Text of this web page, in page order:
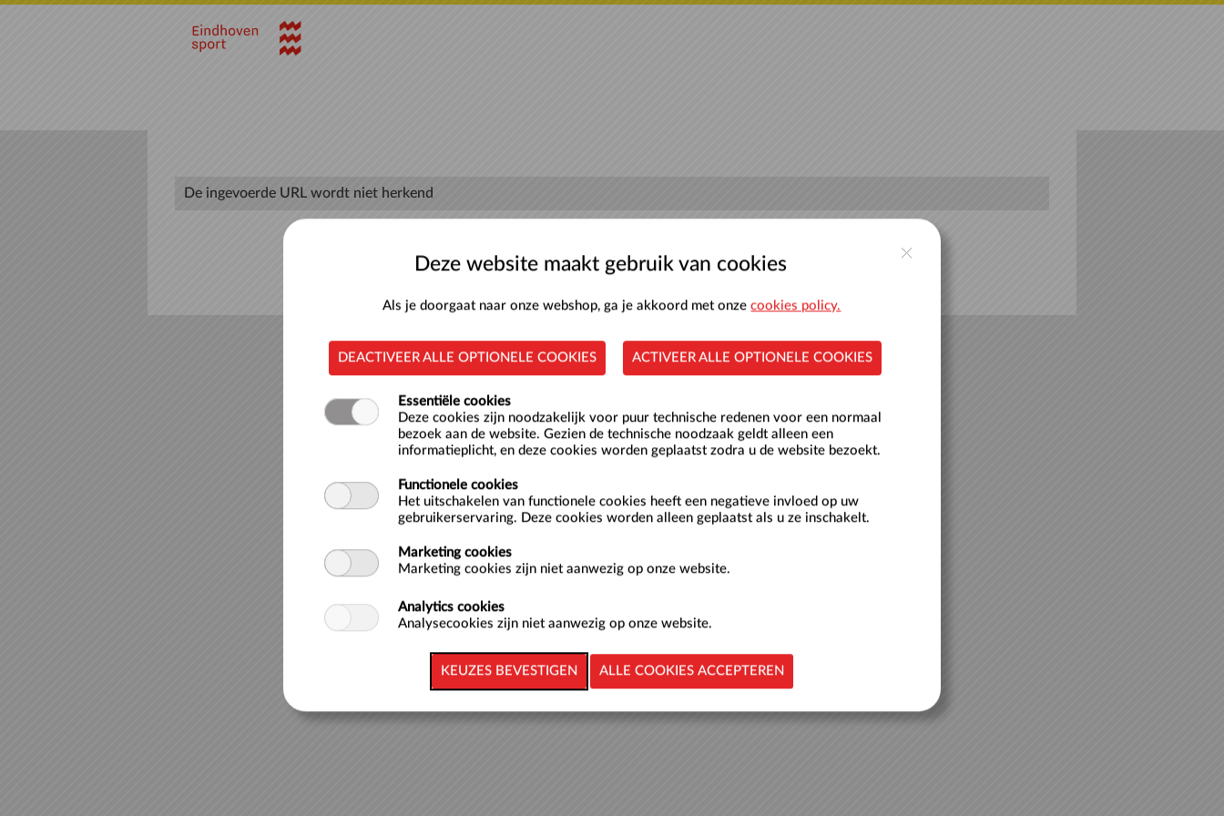
Naar hoofdinhoud
De ingevoerde URL wordt niet herkend
Cookies policy v.8.5.2.4
Deze website maakt gebruik van cookies
Als je doorgaat naar onze webshop, ga je akkoord met onzecookies policy.
DEACTIVEER ALLE OPTIONELE COOKIES ACTIVEER ALLE OPTIONELE COOKIES
Essentiële cookies
Deze cookies zijn noodzakelijk voor puur technische redenen voor een normaal
bezoek aan de website. Gezien de technische noodzaak geldt alleen een
informatieplicht, en deze cookies worden geplaatst zodra u de website bezoekt.
Functionele cookies
Het uitschakelen van functionele cookies heeft een negatieve invloed op uw
gebruikerservaring. Deze cookies worden alleen geplaatst als u ze inschakelt.
Marketing cookies
Marketing cookies zijn niet aanwezig op onze website.
Analytics cookies
Analysecookies zijn niet aanwezig op onze website.